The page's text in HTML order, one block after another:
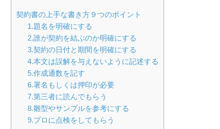
契約書の上手な書き方９つのポイント
1.題名を明確にする
2.誰が契約を結ぶのか明確にする
3.契約の日付と期間を明確にする
4.本文は誤解を与えないように記述する
5.作成通数を記す
6.署名もしくは押印が必要
7.第三者に読んでもらう
8.雛型やサンプルを参考にする
9.プロに点検をしてもらう